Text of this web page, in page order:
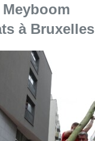
à Bruxelles